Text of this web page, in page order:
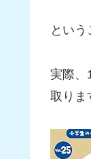
という
実際、
取りま